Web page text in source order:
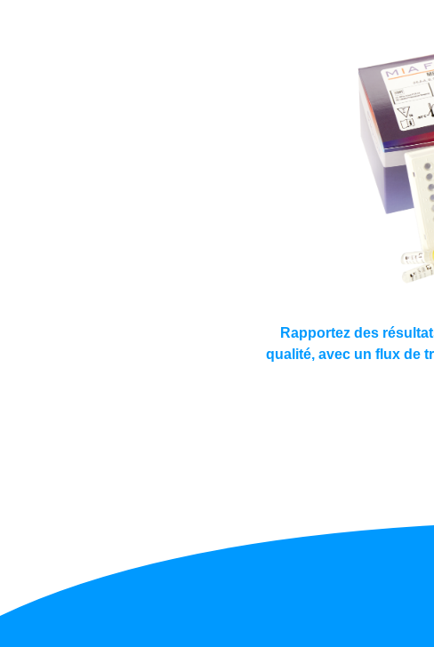
Rapportez des
qualité, avec un flux de